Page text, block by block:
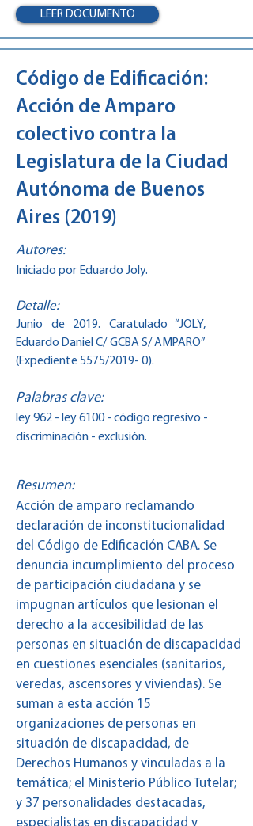
LEER DOCUMENTO
Código de Edificación:
Acción de Amparo
colectivo contra la
Legislatura de la Ciudad
Autónoma de Buenos
Aires (2019)
Autores:
Iniciado por Eduardo Joly.
Detalle:
Junio de 2019. Caratulado “JOLY,
Eduardo Daniel C/ GCBA S/ AMPARO”
(Expediente 5575/2019- 0).
Palabras clave:
ley 962 - ley 6100 - código regresivo -
discriminación - exclusión.
Resumen:
Acción de amparo reclamando
declaración de inconstitucionalidad
del Código de Edificación CABA. Se
denuncia incumplimiento del proceso
de participación ciudadana y se
impugnan artículos que lesionan el
derecho a la accesibilidad de las
personas en situación de discapacidad
en cuestiones esenciales (sanitarios,
veredas, ascensores y viviendas). Se
suman a esta acción 15
organizaciones de personas en
situación de discapacidad, de
Derechos Humanos y vinculadas a la
temática; el Ministerio Público Tutelar;
y 37 personalidades destacadas,
especialistas en discapacidad y